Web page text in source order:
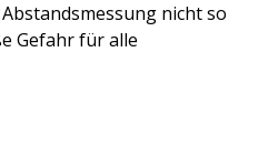
nicht so
Gefahr für alle